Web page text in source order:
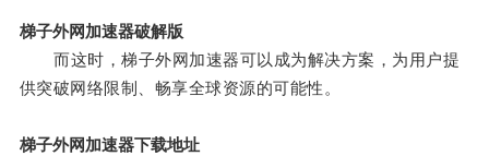
梯子外网加速器破解版
而这时，梯子外网加速器可以成为解决方案，为用户提
供突破网络限制、畅享全球资源的可能性。
梯子外网加速器下载地址